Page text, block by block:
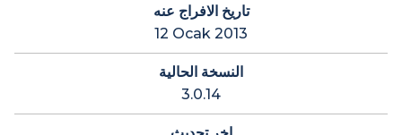
تاريخ الافراج عنه
12 Ocak 2013
النسخة الحالية
3.0.14